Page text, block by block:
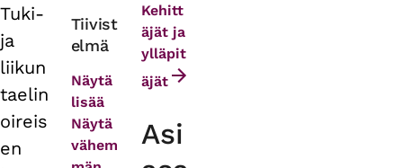
Primary
tabs
Tuki-
ja
liikun
taelin
oireis
en
Tiivist
elmä
Näytä
lisää
Näytä
vähem
Kehitt
äjät ja
ylläpit
äjät
Asi